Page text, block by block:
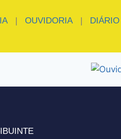
| OUVIDORIA|